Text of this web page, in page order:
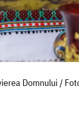
Domnului /